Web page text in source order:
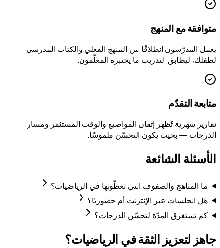
متوافقة مع المنهج
يعمل المدرّسون انطلاقًا من المنهج الفعلي والكتاب المدرسي
لطفلك، ليطابق التدريب ما يختبره المعلّمون.
متابعة التقدّم
تقارير شهرية تُظهر إتقان المواضيع والوقت المستثمر ومسار
الدرجات — بحيث يكون التحسّن ملموسًا.
الأسئلة الشائعة
ما المناهج والصفوف التي تغطّونها في الرياضيات؟
هل الجلسات عبر الإنترنت أم حضوريًا؟
كم تستغرق المدّة لتحسّن الدرجات؟
جاهز لتعزيز الثقة في الرياضيات؟